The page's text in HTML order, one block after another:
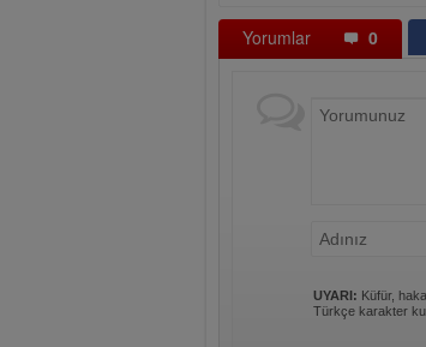
Yorumlar 0
UYARI: Küfür,
Türkçe karakter